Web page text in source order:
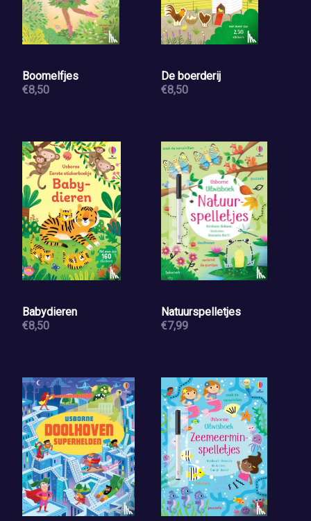
Boomelfjes
€8,50
De boerderij
€8,50
Babydieren
€8,50
Natuurspelletjes
€7,99